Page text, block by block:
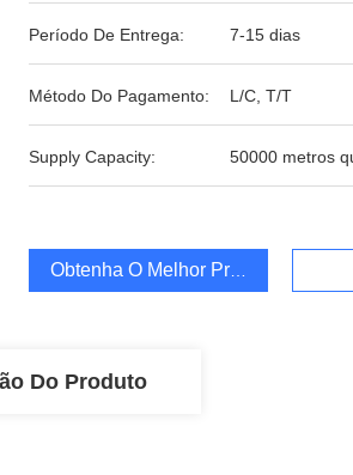
Período De Entrega: 7-15 dias
Método Do Pagamento: L/C, T/T
Supply Capacity: 50000 metros
Obtenha O Melhor Preço
Do Produto